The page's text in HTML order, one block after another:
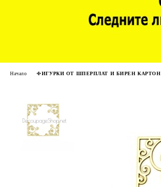
Начало ФИГУРКИ ОТ ШПЕРПЛАТ И БИРЕН КАРТОН